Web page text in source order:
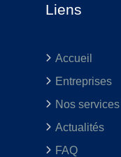
Liens
Accueil
Entreprises
Nos services
Actualités
FAQ